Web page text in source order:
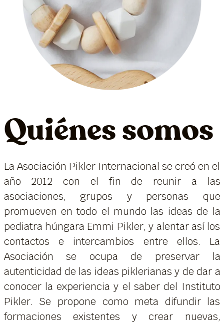
Quiénes somos
La Asociación Pikler Internacional se creó en el
año 2012 con el fin de reunir a las
asociaciones, grupos y personas que
promueven en todo el mundo las ideas de la
pediatra húngara Emmi Pikler, y alentar así los
contactos e intercambios entre ellos. La
Asociación se ocupa de preservar la
autenticidad de las ideas piklerianas y de dar a
conocer la experiencia y el saber del Instituto
Pikler. Se propone como meta difundir las
formaciones existentes y crear nuevas,